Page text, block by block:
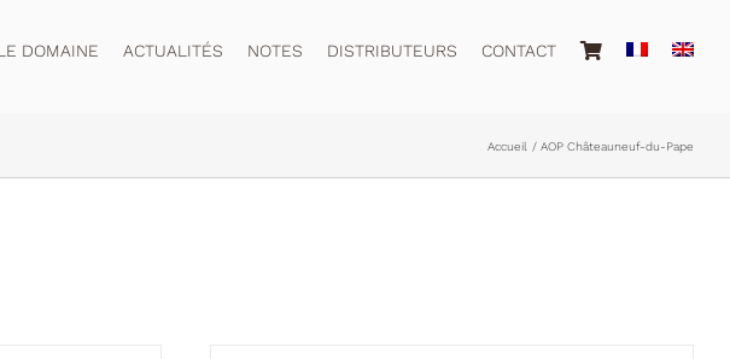
DOMAINE ACTUALITÉS NOTES DISTRIBUTEURS CONTACT
Accueil AOP Châteauneuf-du-Pape